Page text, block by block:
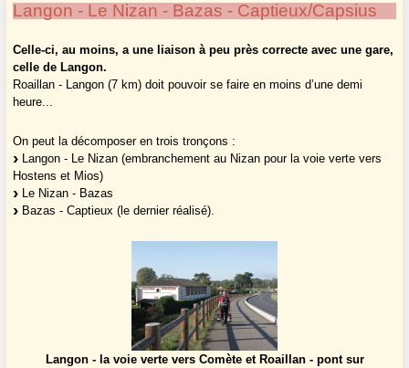
Langon - Le Nizan - Bazas - Captieux/Capsius
Celle-ci, au moins, a une liaison à peu près correcte avec une gare,
celle de Langon.
Roaillan - Langon (7 km) doit pouvoir se faire en moins d’une demi
heure...
On peut la décomposer en trois tronçons :
Langon - Le Nizan (embranchement au Nizan pour la voie verte vers
Hostens et Mios)
Le Nizan - Bazas
Bazas - Captieux (le dernier réalisé).
Langon - la voie verte vers Comète et Roaillan - pont sur